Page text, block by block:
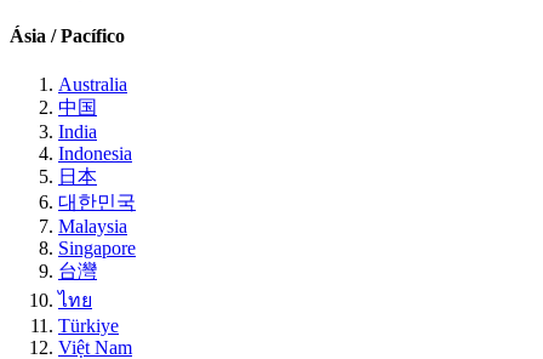
Ásia / Pacífico
Australia
中国
India
Indonesia
日本
대한민국
Malaysia
Singapore
台灣
ไทย
Türkiye
Việt Nam